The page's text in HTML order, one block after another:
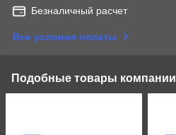
Безналичный расчет
Все условия оплаты
Подобные товары компании